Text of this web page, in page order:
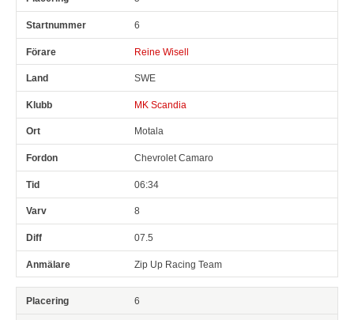
6
Reine Wisell
SWE
MK Scandia
Motala
Chevrolet Camaro
06:34
8
07.5
Zip Up Racing Team
6